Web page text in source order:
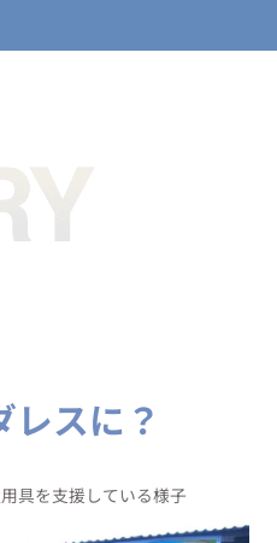
レスに？
具を支援している様子